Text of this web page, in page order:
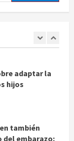
adaptar la
hijos
también
embarazo: